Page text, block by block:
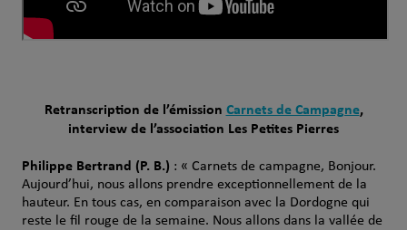
Retranscription de l’émission Carnets de Campagne,
interview de l’association Les Petites Pierres
Philippe Bertrand (P. B.) : « Carnets de campagne, Bonjour.
Aujourd’hui, nous allons prendre exceptionnellement de la
hauteur. En tous cas, en comparaison avec la Dordogne qui
reste le fil rouge de la semaine. Nous allons dans la vallée de